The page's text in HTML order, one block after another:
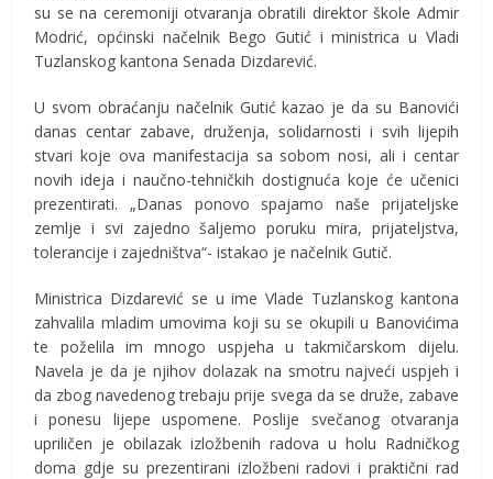
su se na ceremoniji otvaranja obratili direktor škole Admir
Modrić, općinski načelnik Bego Gutić i ministrica u Vladi
Tuzlanskog kantona Senada Dizdarević.
U svom obraćanju načelnik Gutić kazao je da su Banovići
danas centar zabave, druženja, solidarnosti i svih lijepih
stvari koje ova manifestacija sa sobom nosi, ali i centar
novih ideja i naučno-tehničkih dostignuća koje će učenici
prezentirati. „Danas ponovo spajamo naše prijateljske
zemlje i svi zajedno šaljemo poruku mira, prijateljstva,
tolerancije i zajedništva“- istakao je načelnik Gutič.
Ministrica Dizdarević se u ime Vlade Tuzlanskog kantona
zahvalila mladim umovima koji su se okupili u Banovićima
te poželila im mnogo uspjeha u takmičarskom dijelu.
Navela je da je njihov dolazak na smotru najveći uspjeh i
da zbog navedenog trebaju prije svega da se druže, zabave
i ponesu lijepe uspomene. Poslije svečanog otvaranja
upriličen je obilazak izložbenih radova u holu Radničkog
doma gdje su prezentirani izložbeni radovi i praktični rad